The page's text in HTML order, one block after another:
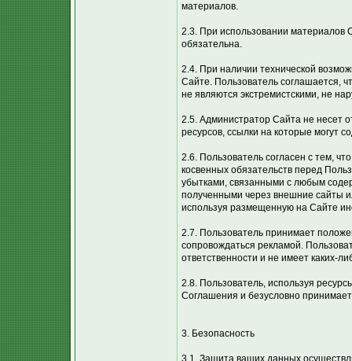
материалов.
2.3. При использовании материалов
обязательна.
2.4. При наличии технической
Сайте. Пользователь соглашается,
не являются экстремистскими, не
2.5. Администратор Сайта не несет
ресурсов, ссылки на которые могут
2.6. Пользователь согласен с тем,
косвенных обязательств перед
убытками, связанными с любым
полученными через внешние сайты
используя размещенную на Сайте
2.7. Пользователь принимает
сопровождаться рекламой.
ответственности и не имеет каких-
2.8. Пользователь, используя
Соглашения и безусловно
3. Безопасность
3.1. Защита ваших данных